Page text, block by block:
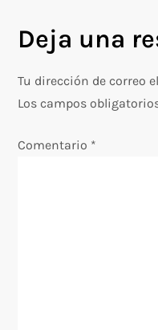
g
a
Deja una
Tu dirección de correo
Los campos
Comentario *